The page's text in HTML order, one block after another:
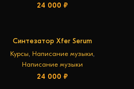
24 000₽
В КОРЗИНУ
Синтезатор Xfer Serum
Курсы, Написание музыки,
Написание музыки
24 000₽